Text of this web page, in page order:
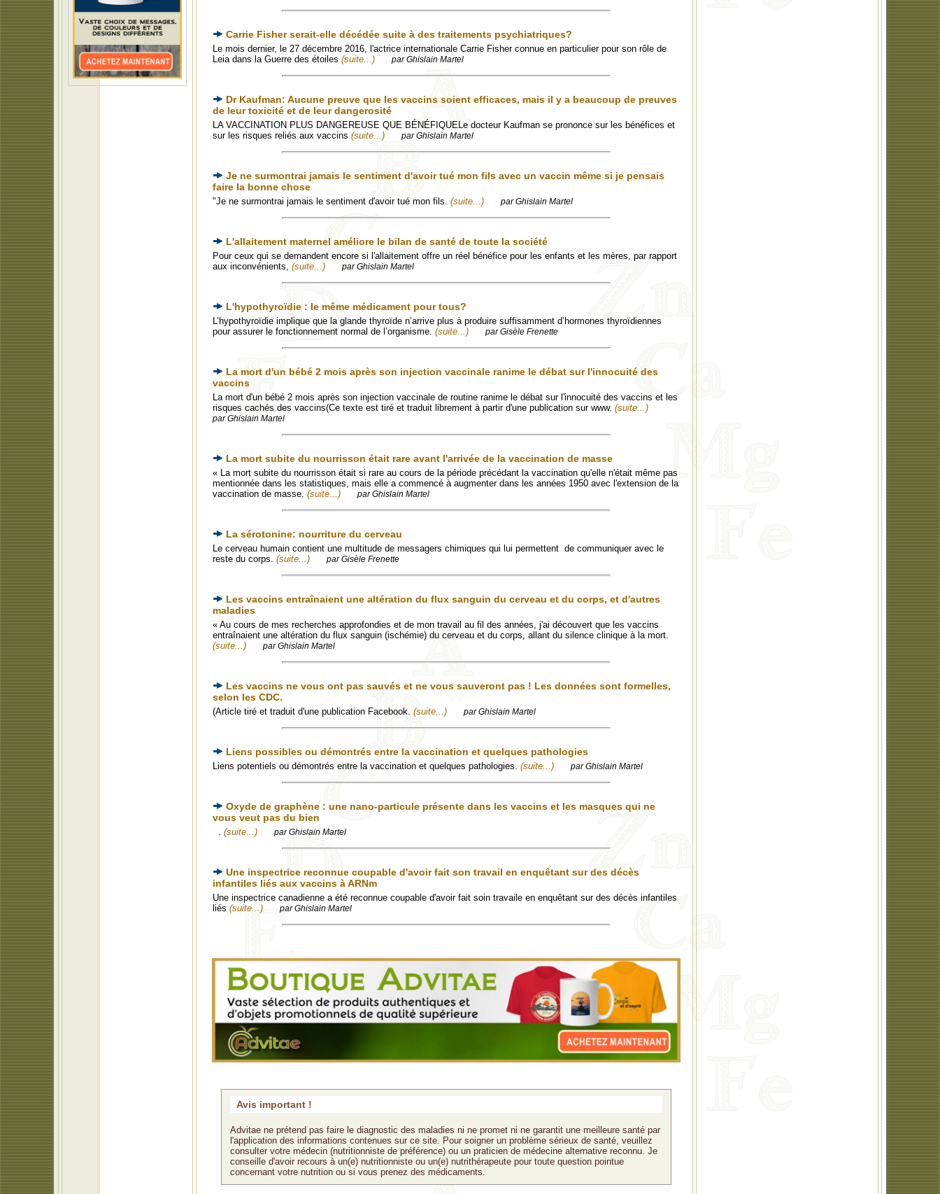
Carrie Fisher serait-elle décédée suite à des traitements psychiatriques?
Le mois dernier, le 27 décembre 2016, l'actrice internationale Carrie Fisher connue en particulier pour son rôle de
Leia dans la Guerre des étoiles (suite...) par Ghislain Martel
Dr Kaufman: Aucune preuve que les vaccins soient efficaces, mais il y a beaucoup de preuves
de leur toxicité et de leur dangerosité
LA VACCINATION PLUS DANGEREUSE QUE BÉNÉFIQUELe docteur Kaufman se prononce sur les bénéfices et
sur les risques reliés aux vaccins (suite...) par Ghislain Martel
Je ne surmontrai jamais le sentiment d'avoir tué mon fils avec un vaccin même si je pensais
faire la bonne chose
"Je ne surmontrai jamais le sentiment d'avoir tué mon fils. (suite...) par Ghislain Martel
L'allaitement maternel améliore le bilan de santé de toute la société
Pour ceux qui se demandent encore si l'allaitement offre un réel bénéfice pour les enfants et les mères, par rapport
aux inconvénients, (suite...) par Ghislain Martel
L'hypothyroïdie : le même médicament pour tous?
L’hypothyroïdie implique que la glande thyroïde n’arrive plus à produire suffisamment d’hormones thyroïdiennes
pour assurer le fonctionnement normal de l’organisme. (suite...) par Gisèle Frenette
La mort d'un bébé 2 mois après son injection vaccinale ranime le débat sur l'innocuité des
vaccins
La mort d'un bébé 2 mois après son injection vaccinale de routine ranime le débat sur l'innocuité des vaccins et les
risques cachés des vaccins(Ce texte est tiré et traduit librement à partir d'une publication sur www. (suite...)
par Ghislain Martel
La mort subite du nourrisson était rare avant l'arrivée de la vaccination de masse
« La mort subite du nourrisson était si rare au cours de la période précédant la vaccination qu'elle n'était même pas
mentionnée dans les statistiques, mais elle a commencé à augmenter dans les années 1950 avec l'extension de la
vaccination de masse. (suite...) par Ghislain Martel
La sérotonine: nourriture du cerveau
Le cerveau humain contient une multitude de messagers chimiques qui lui permettent de communiquer avec le
reste du corps. (suite...) par Gisèle Frenette
Les vaccins entraînaient une altération du flux sanguin du cerveau et du corps, et d'autres
maladies
« Au cours de mes recherches approfondies et de mon travail au fil des années, j'ai découvert que les vaccins
entraînaient une altération du flux sanguin (ischémie) du cerveau et du corps, allant du silence clinique à la mort.
(suite...)
par Ghislain Martel
Les vaccins ne vous ont pas sauvés et ne vous sauveront pas ! Les données sont formelles,
selon les CDC.
(Article tiré et traduit d'une publication Facebook. (suite...) par Ghislain Martel
Liens possibles ou démontrés entre la vaccination et quelques pathologies
Liens potentiels ou démontrés entre la vaccination et quelques pathologies. (suite...) par Ghislain Martel
Oxyde de graphène : une nano-particule présente dans les vaccins et les masques qui ne
vous veut pas du bien
. (suite...) par Ghislain Martel
Une inspectrice reconnue coupable d'avoir fait son travail en enquêtant sur des décès
infantiles liés aux vaccins à ARNm
Une inspectrice canadienne a été reconnue coupable d'avoir fait soin travaile en enquêtant sur des décès infantiles
liés (suite...) par Ghislain Martel
Avis important !
Advitae ne prétend pas faire le diagnostic des maladies ni ne promet ni ne garantit une meilleure santé par
l'application des informations contenues sur ce site. Pour soigner un problème sérieux de santé, veuillez
consulter votre médecin (nutritionniste de préférence) ou un praticien de médecine alternative reconnu. Je
conseille d'avoir recours à un(e) nutritionniste ou un(e) nutrithérapeute pour toute question pointue
concernant votre nutrition ou si vous prenez des médicaments.